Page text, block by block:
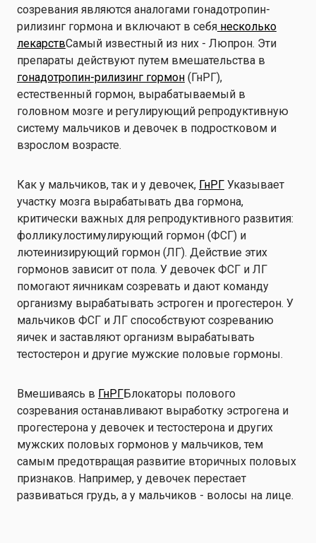
созревания являются аналогами гонадотропин-
рилизинг гормона и включают в себя несколько
лекарствСамый известный из них - Люпрон. Эти
препараты действуют путем вмешательства в
гонадотропин-рилизинг гормон (ГнРГ),
естественный гормон, вырабатываемый в
головном мозге и регулирующий репродуктивную
систему мальчиков и девочек в подростковом и
взрослом возрасте.
Как у мальчиков, так и у девочек, ГнРГ Указывает
участку мозга вырабатывать два гормона,
критически важных для репродуктивного развития:
фолликулостимулирующий гормон (ФСГ) и
лютеинизирующий гормон (ЛГ). Действие этих
гормонов зависит от пола. У девочек ФСГ и ЛГ
помогают яичникам созревать и дают команду
организму вырабатывать эстроген и прогестерон. У
мальчиков ФСГ и ЛГ способствуют созреванию
яичек и заставляют организм вырабатывать
тестостерон и другие мужские половые гормоны.
Вмешиваясь в ГнРГБлокаторы полового
созревания останавливают выработку эстрогена и
прогестерона у девочек и тестостерона и других
мужских половых гормонов у мальчиков, тем
самым предотвращая развитие вторичных половых
признаков. Например, у девочек перестает
развиваться грудь, а у мальчиков - волосы на лице.